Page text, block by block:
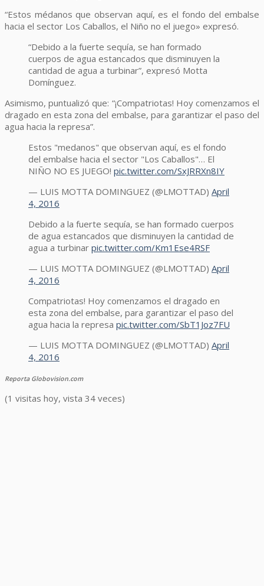
“Estos médanos que observan aquí, es el fondo del embalse
hacia el sector Los Caballos, el Niño no el juego» expresó.
“Debido a la fuerte sequía, se han formado
cuerpos de agua estancados que disminuyen la
cantidad de agua a turbinar”, expresó Motta
Domínguez.
Asimismo, puntualizó que: “¡Compatriotas! Hoy comenzamos el
dragado en esta zona del embalse, para garantizar el paso del
agua hacia la represa”.
Estos "medanos" que observan aquí, es el fondo
del embalse hacia el sector "Los Caballos"… El
NIÑO NO ES JUEGO! pic.twitter.com/SxJRRXn8IY
— LUIS MOTTA DOMINGUEZ (@LMOTTAD) April
4, 2016
Debido a la fuerte sequía, se han formado cuerpos
de agua estancados que disminuyen la cantidad de
agua a turbinar pic.twitter.com/Km1Ese4RSF
— LUIS MOTTA DOMINGUEZ (@LMOTTAD) April
4, 2016
Compatriotas! Hoy comenzamos el dragado en
esta zona del embalse, para garantizar el paso del
agua hacia la represa pic.twitter.com/SbT1Joz7FU
— LUIS MOTTA DOMINGUEZ (@LMOTTAD) April
4, 2016
Reporta Globovision.com
(1 visitas hoy, vista 34 veces)